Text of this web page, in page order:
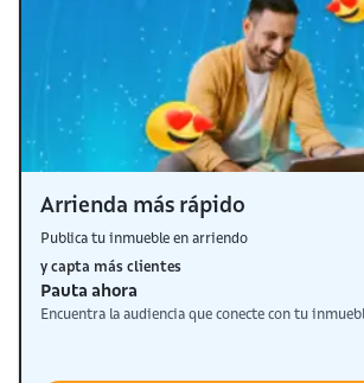
Arrienda más rápido
Publica tu inmueble en arriendo
y capta más clientes
Pauta ahora
Encuentra la audiencia que conecte con tu